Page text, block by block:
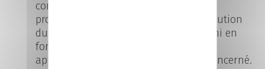
contrat (apprentissage ou
professionnalisation) et l’année d’exécution
du contrat. Il peut également être défini en
fonction du minimum conventionnel
applicable au secteur professionnel concerné.